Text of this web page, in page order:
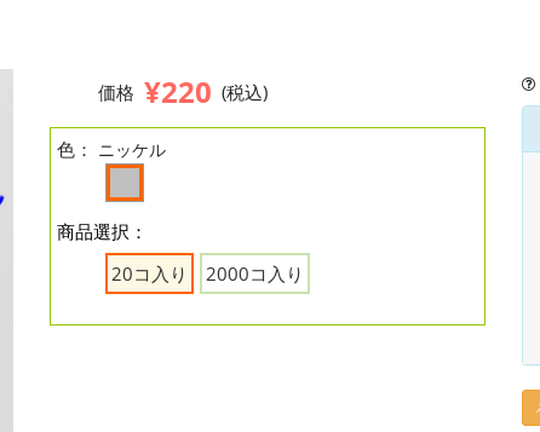
価格 ¥220 (税込)
色： ニッケル
商品選択：
20コ入り
2000コ入り